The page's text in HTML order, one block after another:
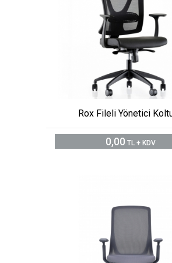
Rox Fileli Yönetici
0,00 TL + KDV